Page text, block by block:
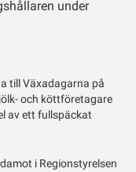
under
till Växadagarna på
och köttföretagare
av ett fullspäckat
i Regionstyrelsen